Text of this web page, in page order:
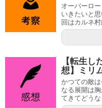
オーバーロ
いきたいと
回はカルネ村
【転生し
想】ミリ
かつての敵
なる展開は
てきてどうな